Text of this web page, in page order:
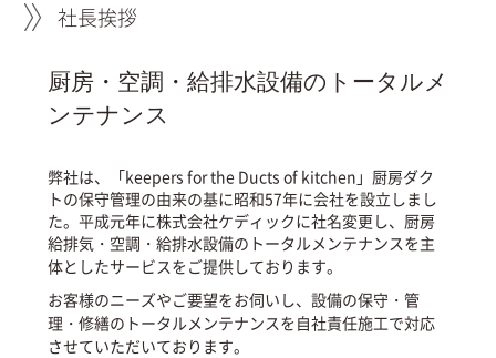
社長挨拶
厨房・空調・給排水設備のトータルメ
ンテナンス
弊社は、「keepers for the Ducts of kitchen」厨房ダク
トの保守管理の由来の基に昭和57年に会社を設立しまし
た。平成元年に株式会社ケディックに社名変更し、厨房
給排気・空調・給排水設備のトータルメンテナンスを主
体としたサービスをご提供しております。
お客様のニーズやご要望をお伺いし、設備の保守・管
理・修繕のトータルメンテナンスを自社責任施工で対応
させていただいております。